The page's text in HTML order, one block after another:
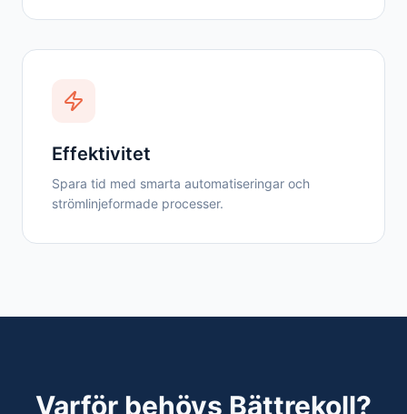
Effektivitet
Spara tid med smarta automatiseringar och
strömlinjeformade processer.
Varför behövs Bättrekoll?